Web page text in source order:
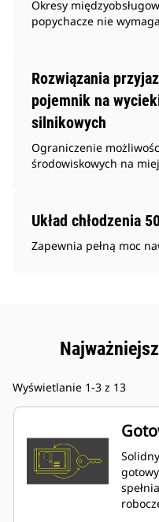
Okresy
popychacze nie
Rozwiązania
pojemnik na
silnikowych
Ograniczenie
środowiskowych na
Układ chłodzenia
Zapewnia pełną moc
Wyświetlanie 1-3 z 13